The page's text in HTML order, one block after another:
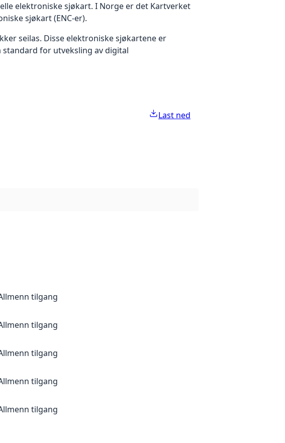
elektroniske sjøkart. I Norge er det Kartverket
sjøkart (ENC-er).
seilas. Disse elektroniske sjøkartene er
for utveksling av digital
Last ned
tilgang
tilgang
tilgang
tilgang
tilgang